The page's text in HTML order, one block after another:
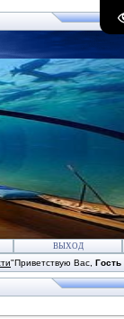
ВЫХОД
"Приветствую Вас Гость